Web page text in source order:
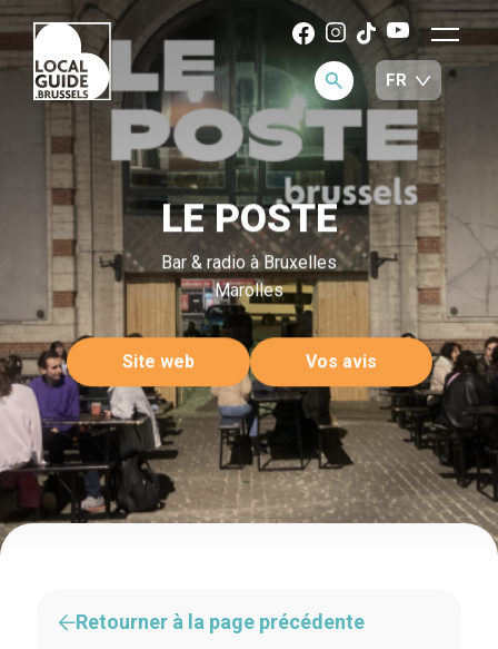
LE POSTE
Bar & radio à Bruxelles
Marolles
Site web Vos avis
Retourner à la page précédente